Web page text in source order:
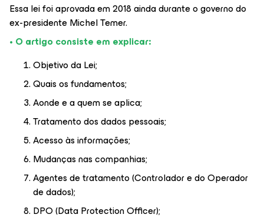
Essa lei foi aprovada em 2018 ainda durante o governo do
ex-presidente Michel Temer.
• O artigo consiste em explicar:
Objetivo da Lei;
Quais os fundamentos;
Aonde e a quem se aplica;
Tratamento dos dados pessoais;
Acesso às informações;
Mudanças nas companhias;
Agentes de tratamento (Controlador e do Operador
de dados);
DPO (Data Protection Officer);